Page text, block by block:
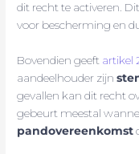
dit recht te activeren.
voor bescherming en
Bovendien geeft artikel
aandeelhouder zijn
gevallen kan dit recht
gebeurt meestal
pandovereenkomst